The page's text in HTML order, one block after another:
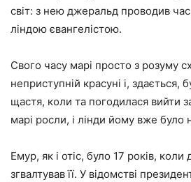
світ: з нею джеральд проводив
ліндою євангелістою.
Свого часу марі просто з розуму
неприступній красуні і, здається,
щастя, коли та погодилася вийти
марі росли, і лінди йому вже було
Емур, як і отіс, було 17 років,
згвалтував її. У відомстві